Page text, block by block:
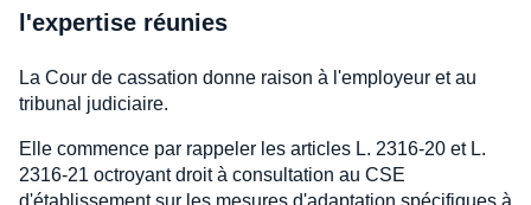
l'expertise réunies
La Cour de cassation donne raison à l'employeur et au
tribunal judiciaire.
Elle commence par rappeler les articles L. 2316-20 et L.
2316-21 octroyant droit à consultation au CSE
d'établissement sur les mesures d'adaptation spécifiques à